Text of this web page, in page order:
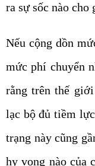
ra sự sốc nào
Nếu cộng dồn
mức phí chuyển
rằng trên thế
lạc bộ đủ tiềm
trạng này cũng
hy vọng nào của